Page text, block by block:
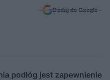
Dodaj do Google
podłóg jest zapewnienie